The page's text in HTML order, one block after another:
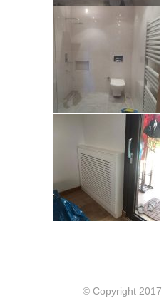
© Copyright 2017